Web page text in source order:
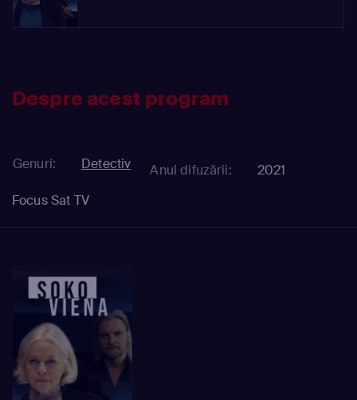
Despre acest program
Genuri: Detectiv Anul difuzării:
2021
Focus Sat TV